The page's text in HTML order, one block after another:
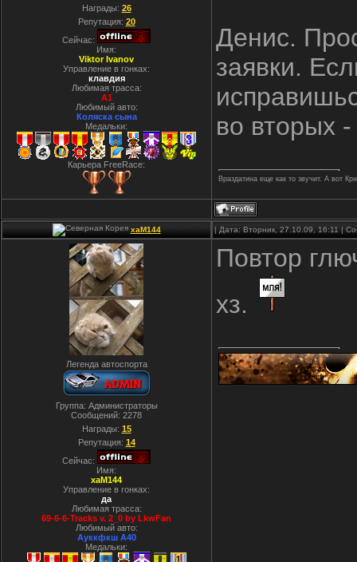
Награды: 26
Репутация: 20
Сейчас:
Имя:
Viktor Ivanov
Управление в гонках:
клавдия
Любимая трасса:
A1
Любимый авто:
Коляска сына
Медальки:
Карьера FreeRace:
Денис.
заявки.
во вторых
Враздатина еще как то звучит. А вот
xaM144 | Дата: Вторник, 27.10.09, 16:11 |
Легенда автоспорта
Группа: Администраторы
Сообщений: 2278
Награды: 15
Репутация: 14
Сейчас:
Имя:
xaM144
Управление в гонках:
да
Любимая трасса:
69-6-6-Tracks v. 2_0 by LkwFan
Любимый авто:
Ауккфкш А40
Медальки:
Повтор
хз.